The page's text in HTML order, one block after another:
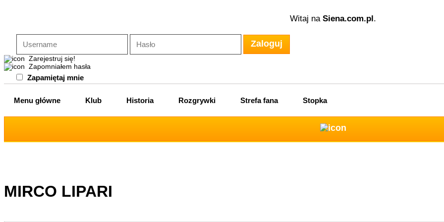
Witaj na Siena.com.pl.
Zaloguj
Zarejestruj się!
Zapomniałem hasła
Zapamiętaj mnie
Menu główne Klub Historia Rozgrywki Strefa fana Stopka
MIRCO LIPARI